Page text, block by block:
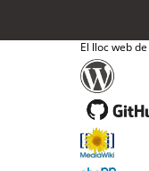
El lloc web